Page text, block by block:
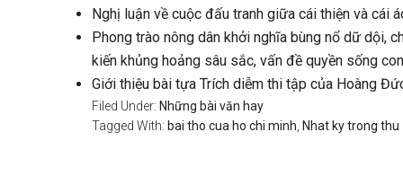
Nghị luận về cuộc đấu tranh giữa cái thiện và cái
Phong trào nông dân khởi nghĩa bùng nổ dữ dội,
kiến khủng hoảng sâu sắc, vấn đề quyền sống
Giới thiệu bài tựa Trích diễm thi tập của Hoàng
Filed Under: Những bài văn hay
Tagged With: bai tho cua ho chi minh Nhat ky trong thu